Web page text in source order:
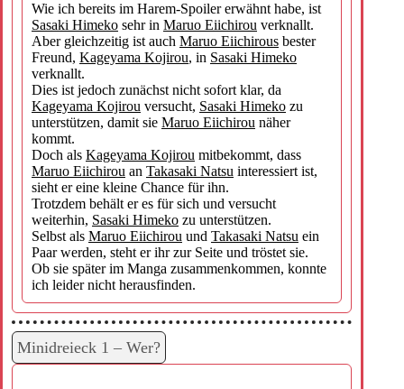
Wie ich bereits im Harem-Spoiler erwähnt habe, ist
Sasaki Himeko sehr in Maruo Eiichirou verknallt.
Aber gleichzeitig ist auch Maruo Eiichirous bester
Freund, Kageyama Kojirou, in Sasaki Himeko
verknallt.
Dies ist jedoch zunächst nicht sofort klar, da
Kageyama Kojirou versucht, Sasaki Himeko zu
unterstützen, damit sie Maruo Eiichirou näher
kommt.
Doch als Kageyama Kojirou mitbekommt, dass
Maruo Eiichirou an Takasaki Natsu interessiert ist,
sieht er eine kleine Chance für ihn.
Trotzdem behält er es für sich und versucht
weiterhin, Sasaki Himeko zu unterstützen.
Selbst als Maruo Eiichirou und Takasaki Natsu ein
Paar werden, steht er ihr zur Seite und tröstet sie.
Ob sie später im Manga zusammenkommen, konnte
ich leider nicht herausfinden.
Minidreieck 1 – Wer?